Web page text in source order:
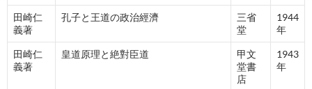
田崎仁
義著
孔子と王道の政治經濟
三省
堂
1944
年
田崎仁
義著
皇道原理と絶對臣道
甲文
堂書
店
1943
年